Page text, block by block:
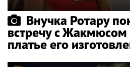
Внучка Ротару
встречу с
платье его